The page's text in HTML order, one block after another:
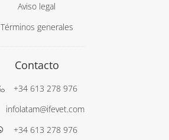
Aviso legal
Términos generales
Contacto
+34 613 278 976
infolatam@ifevet.com
+34 613 278 976